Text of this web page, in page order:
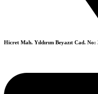
Hicret Mah. Yıldırım Beyazıt Cad. No: